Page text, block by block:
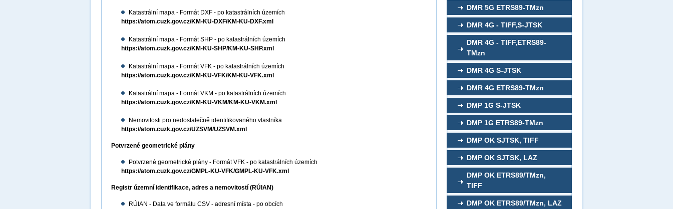
DMR 5G ETRS89-TMzn
DMR 4G - TIFF,S-JTSK
DMR 4G - TIFF,ETRS89-
TMzn
DMR 4G S-JTSK
DMR 4G ETRS89-TMzn
DMP 1G S-JTSK
DMP 1G ETRS89-TMzn
DMP OK SJTSK, TIFF
DMP OK SJTSK, LAZ
DMP OK ETRS89/TMzn,
TIFF
DMP OK ETRS89/TMzn, LAZ
Katastrální mapa - Formát DXF - po katastrálních územích
https://atom.cuzk.gov.cz/KM-KU-DXF/KM-KU-DXF.xml
Katastrální mapa - Formát SHP - po katastrálních územích
https://atom.cuzk.gov.cz/KM-KU-SHP/KM-KU-SHP.xml
Katastrální mapa - Formát VFK - po katastrálních územích
https://atom.cuzk.gov.cz/KM-KU-VFK/KM-KU-VFK.xml
Katastrální mapa - Formát VKM - po katastrálních územích
https://atom.cuzk.gov.cz/KM-KU-VKM/KM-KU-VKM.xml
Nemovitosti pro nedostatečně identifikovaného vlastníka
https://atom.cuzk.gov.cz/UZSVM/UZSVM.xml
Potvrzené geometrické plány
Potvrzené geometrické plány - Formát VFK - po katastrálních územích
https://atom.cuzk.gov.cz/GMPL-KU-VFK/GMPL-KU-VFK.xml
Registr územní identifikace, adres a nemovitostí (RÚIAN)
RÚIAN - Data ve formátu CSV - adresní místa - po obcích